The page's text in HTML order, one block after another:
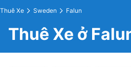
Thuê Xe Sweden Falun
Thuê Xe ở